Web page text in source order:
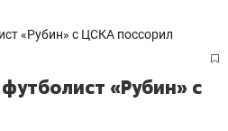
«Рубин» с